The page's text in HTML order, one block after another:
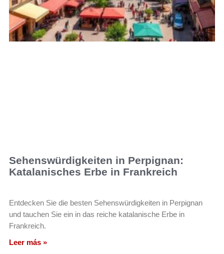
Sehenswürdigkeiten in Perpignan:
Katalanisches Erbe in Frankreich
Entdecken Sie die besten Sehenswürdigkeiten in Perpignan
und tauchen Sie ein in das reiche katalanische Erbe in
Frankreich.
Leer más »